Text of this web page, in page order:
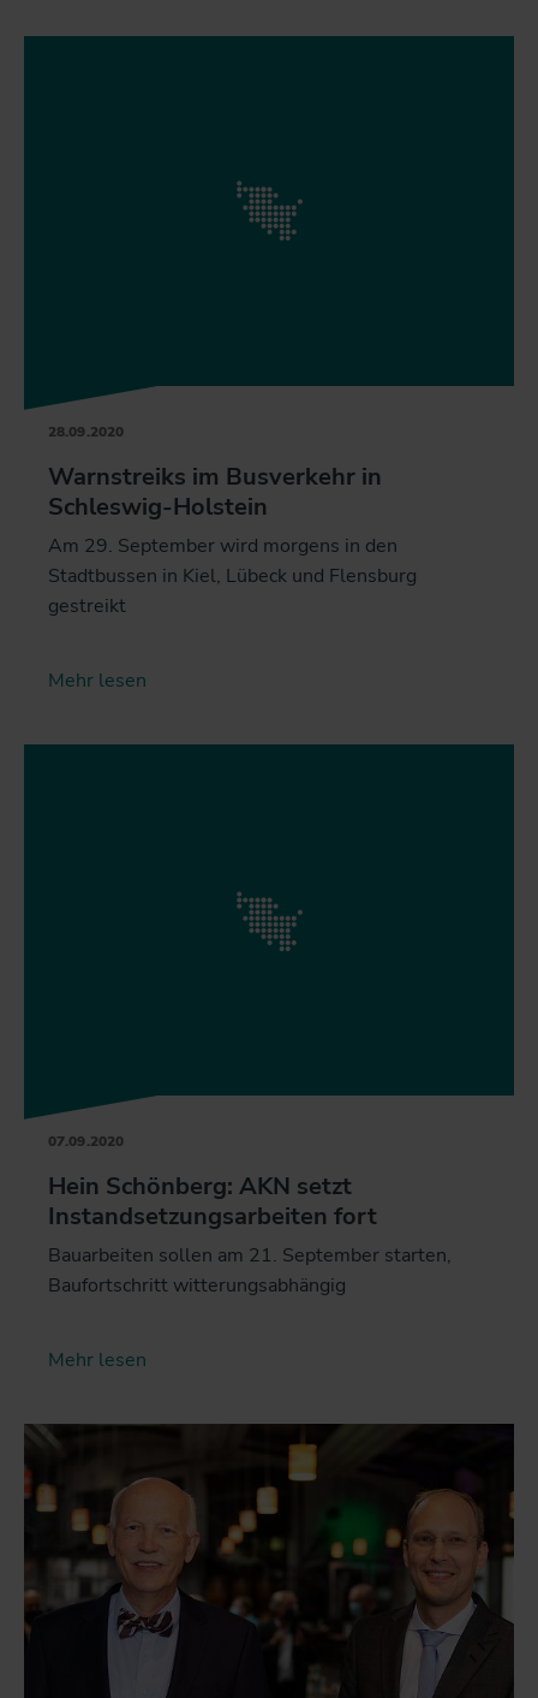
28.09.2020
Warnstreiks im Busverkehr in
Schleswig-Holstein
Am 29. September wird morgens in den
Stadtbussen in Kiel, Lübeck und Flensburg
gestreikt
Mehr lesen
07.09.2020
Hein Schönberg: AKN setzt
Instandsetzungsarbeiten fort
Bauarbeiten sollen am 21. September starten,
Baufortschritt witterungsabhängig
Mehr lesen